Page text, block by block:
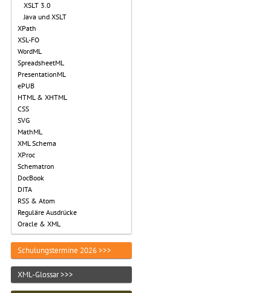
XSLT 3.0
Java und XSLT
XPath
XSL-FO
WordML
SpreadsheetML
PresentationML
ePUB
HTML & XHTML
CSS
SVG
MathML
XML Schema
XProc
Schematron
DocBook
DITA
RSS & Atom
Reguläre Ausdrücke
Oracle & XML
Schulungstermine 2026 >>>
XML-Glossar >>>